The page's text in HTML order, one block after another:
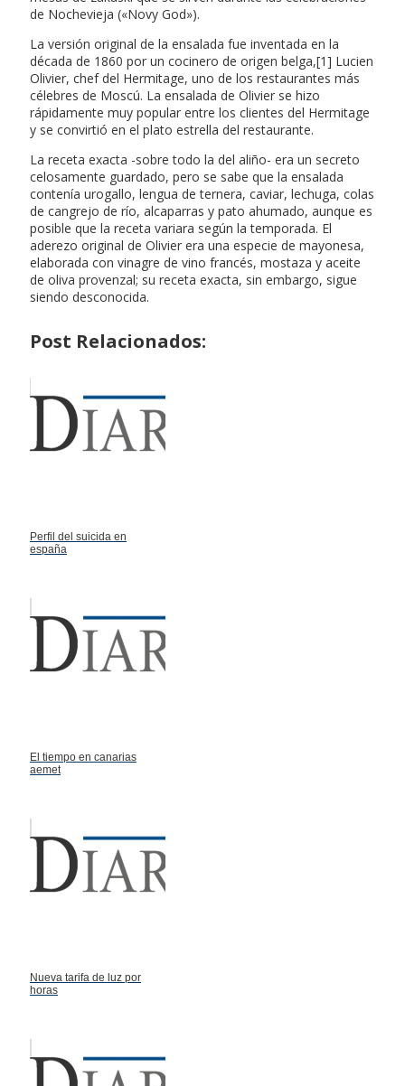
de Nochevieja («Novy God»).
La versión original de la ensalada fue inventada en la
década de 1860 por un cocinero de origen belga,[1] Lucien
Olivier, chef del Hermitage, uno de los restaurantes más
célebres de Moscú. La ensalada de Olivier se hizo
rápidamente muy popular entre los clientes del Hermitage
y se convirtió en el plato estrella del restaurante.
La receta exacta -sobre todo la del aliño- era un secreto
celosamente guardado, pero se sabe que la ensalada
contenía urogallo, lengua de ternera, caviar, lechuga, colas
de cangrejo de río, alcaparras y pato ahumado, aunque es
posible que la receta variara según la temporada. El
aderezo original de Olivier era una especie de mayonesa,
elaborada con vinagre de vino francés, mostaza y aceite
de oliva provenzal; su receta exacta, sin embargo, sigue
siendo desconocida.
Post Relacionados:
Perfil del suicida en
españa
El tiempo en canarias
aemet
Nueva tarifa de luz por
horas